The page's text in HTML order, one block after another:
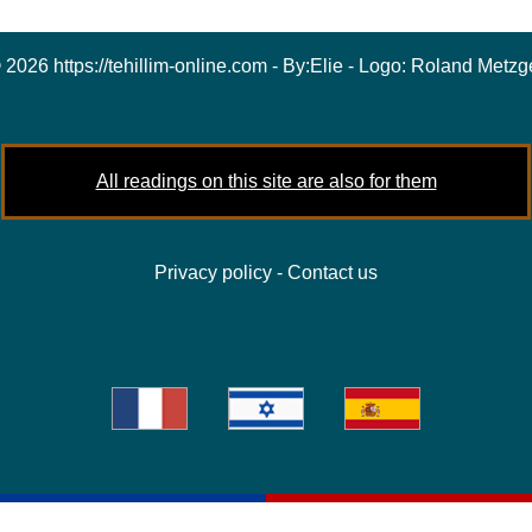
https://tehillim-online.com - By:Elie - Logo: Roland
All readings on this site are also for them
Privacy policy - Contact us